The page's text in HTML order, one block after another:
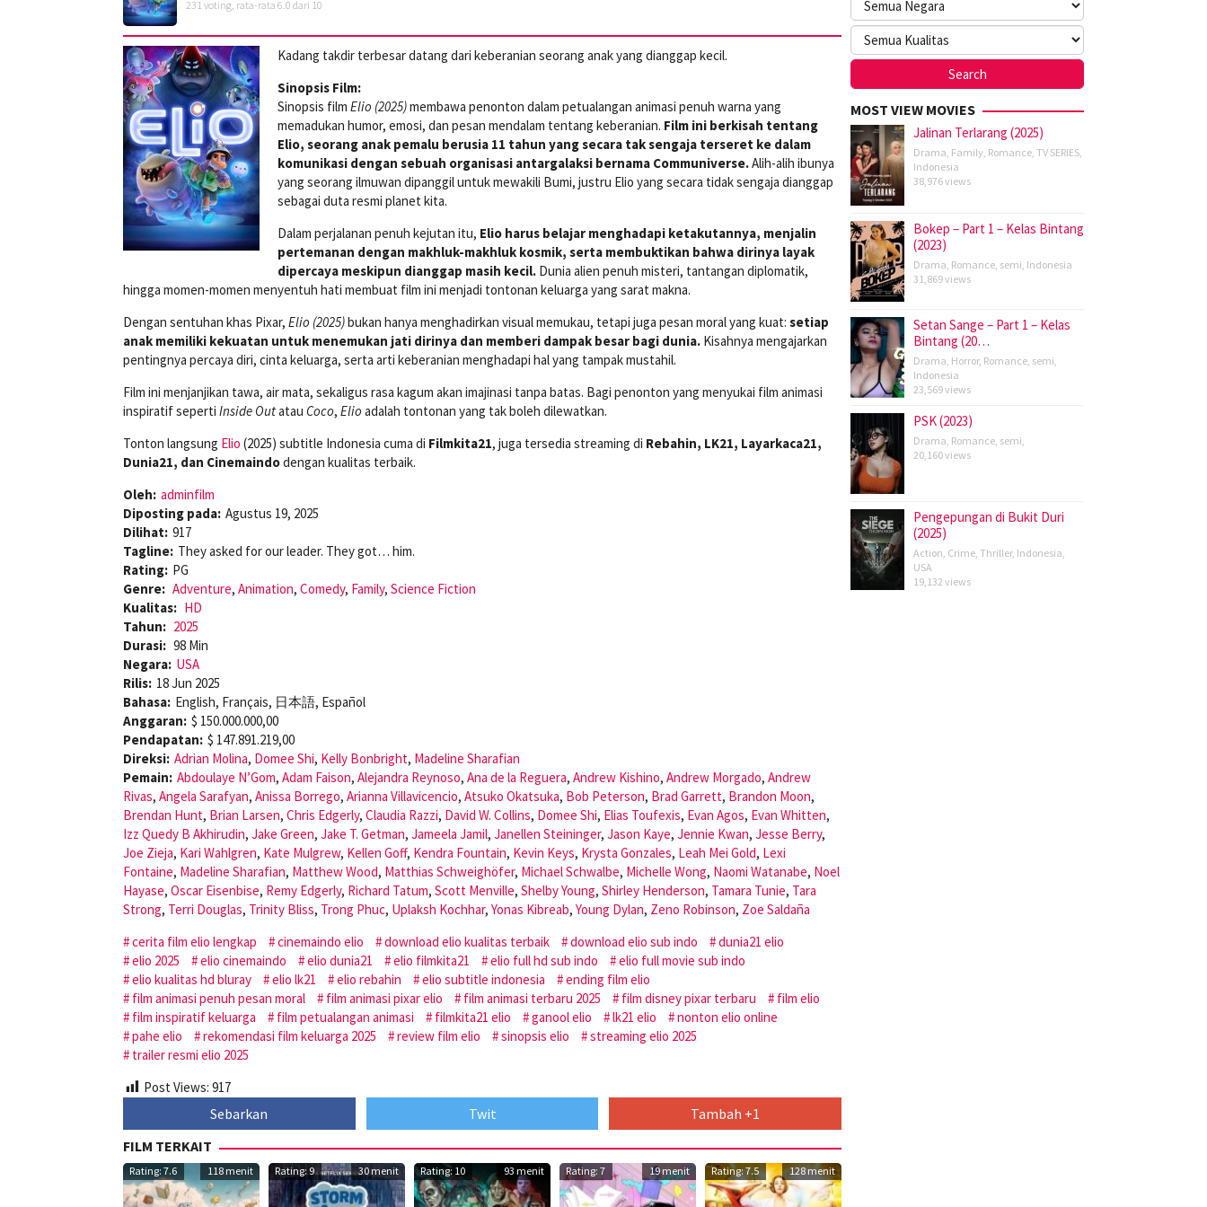
231 voting, rata-rata 6.0 dari 10
Kadang takdir terbesar datang dari keberanian seorang anak yang dianggap kecil.
Sinopsis Film:
Sinopsis film Elio (2025)membawa penonton dalam petualangan animasi penuh warna yang
memadukan humor, emosi, dan pesan mendalam tentang keberanian. Film ini berkisah tentang
Elio, seorang anak pemalu berusia 11 tahun yang secara tak sengaja terseret ke dalam
komunikasi dengan sebuah organisasi antargalaksi bernama Communiverse.Alih-alih ibunya
yang seorang ilmuwan dipanggil untuk mewakili Bumi, justru Elio yang secara tidak sengaja dianggap
sebagai duta resmi planet kita.
Dalam perjalanan penuh kejutan itu, Elio harus belajar menghadapi ketakutannya, menjalin
pertemanan dengan makhluk-makhluk kosmik, serta membuktikan bahwa dirinya layak
dipercaya meskipun dianggap masih kecil. Dunia alien penuh misteri, tantangan diplomatik,
hingga momen-momen menyentuh hati membuat film ini menjadi tontonan keluarga yang sarat makna.
Dengan sentuhan khas Pixar, Elio (2025)bukan hanya menghadirkan visual memukau, tetapi juga pesan moral yang kuat: setiap
anak memiliki kekuatan untuk menemukan jati dirinya dan memberi dampak besar bagi dunia. Kisahnya mengajarkan
pentingnya percaya diri, cinta keluarga, serta arti keberanian menghadapi hal yang tampak mustahil.
Film ini menjanjikan tawa, air mata, sekaligus rasa kagum akan imajinasi tanpa batas. Bagi penonton yang menyukai film animasi
inspiratif seperti Inside Outatau Coco, Elio adalah tontonan yang tak boleh dilewatkan.
Tonton langsung Elio (2025) subtitle Indonesia cuma di Filmkita21, juga tersedia streaming di Rebahin, LK21, Layarkaca21,
Dunia21, dan Cinemaindodengan kualitas terbaik.
Oleh: adminfilm
Diposting pada: Agustus 19, 2025
Dilihat: 917
Tagline: They asked for our leader. They got… him.
Rating: PG
Genre: Adventure, Animation, Comedy, Family, Science Fiction
Kualitas: HD
Tahun: 2025
Durasi: 98 Min
Negara: USA
Rilis: 18 Jun 2025
Bahasa: English, Français, 日本語, Español
Anggaran: $ 150.000.000,00
Pendapatan: $ 147.891.219,00
Direksi: Adrian Molina, Domee Shi, Kelly Bonbright, Madeline Sharafian
Pemain: Abdoulaye N’Gom, Adam Faison, Alejandra Reynoso, Ana de la Reguera, Andrew Kishino, Andrew Morgado, Andrew
Rivas, Angela Sarafyan, Anissa Borrego, Arianna Villavicencio, Atsuko Okatsuka, Bob Peterson, Brad Garrett, Brandon Moon,
Brendan Hunt, Brian Larsen, Chris Edgerly, Claudia Razzi, David W. Collins, Domee Shi, Elias Toufexis, Evan Agos, Evan Whitten,
Izz Quedy B Akhirudin, Jake Green, Jake T. Getman, Jameela Jamil, Janellen Steininger, Jason Kaye, Jennie Kwan, Jesse Berry,
Joe Zieja, Kari Wahlgren, Kate Mulgrew, Kellen Goff, Kendra Fountain, Kevin Keys, Krysta Gonzales, Leah Mei Gold, Lexi
Fontaine, Madeline Sharafian, Matthew Wood, Matthias Schweighöfer, Michael Schwalbe, Michelle Wong, Naomi Watanabe, Noel
Hayase, Oscar Eisenbise, Remy Edgerly, Richard Tatum, Scott Menville, Shelby Young, Shirley Henderson, Tamara Tunie, Tara
Strong, Terri Douglas, Trinity Bliss, Trong Phuc, Uplaksh Kochhar, Yonas Kibreab, Young Dylan, Zeno Robinson, Zoe Saldaña
cerita film elio lengkap
cinemaindo elio download elio kualitas terbaik download elio sub indo
dunia21 elio
elio 2025
elio cinemaindo elio dunia21 elio filmkita21 elio full hd sub indo
elio full movie sub indo
elio kualitas hd bluray
elio lk21 elio rebahin elio subtitle indonesia
ending film elio
film animasi penuh pesan moral
film animasi pixar elio film animasi terbaru 2025 film disney pixar terbaru
film elio
film inspiratif keluarga
film petualangan animasi filmkita21 elio ganool elio lk21 elio
nonton elio online
pahe elio
rekomendasi film keluarga 2025 review film elio sinopsis elio
streaming elio 2025
trailer resmi elio 2025
Post Views: 917
Sebarkan Twit
Tambah +1
FILM TERKAIT
Rating: 7.6 118 menit Rating: 9 30 menit Rating: 10 93 menit Rating: 7 19 menit Rating: 7.5 128 menit
MOST VIEW MOVIES
Jalinan Terlarang (2025)
Drama, Family, Romance, TV SERIES,
Indonesia
38,976 views
Bokep – Part 1 – Kelas Bintang
(2023)
Drama, Romance, semi, Indonesia
31,869 views
Setan Sange – Part 1 – Kelas
Bintang (20…
Drama, Horror, Romance, semi,
Indonesia
23,569 views
PSK (2023)
Drama, Romance, semi,
20,160 views
Pengepungan di Bukit Duri
(2025)
Action, Crime, Thriller, Indonesia,
USA
19,132 views